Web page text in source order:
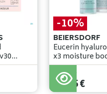
-10%
BEIERSDORF
Eucerin
x3 moisture
30ml
34,95 €
31,45€